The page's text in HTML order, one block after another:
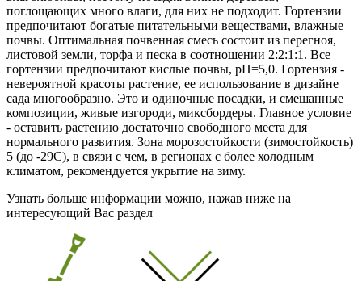
поглощающих много влаги, для них не подходит. Гортензии
предпочитают богатые питательными веществами, влажные
почвы. Оптимальная почвенная смесь состоит из перегноя,
листовой земли, торфа и песка в соотношении 2:2:1:1. Все
гортензии предпочитают кислые почвы, рН=5,0. Гортензия -
невероятной красоты растение, ее использование в дизайне
сада многообразно. Это и одиночные посадки, и смешанные
композиции, живые изгороди, миксбордеры. Главное условие
- оставить растению достаточно свободного места для
нормального развития. Зона морозостойкости (зимостойкость)
5 (до -29С), в связи с чем, в регионах с более холодным
климатом, рекомендуется укрытие на зиму.
Узнать больше информации можно, нажав ниже на
интересующий Вас раздел